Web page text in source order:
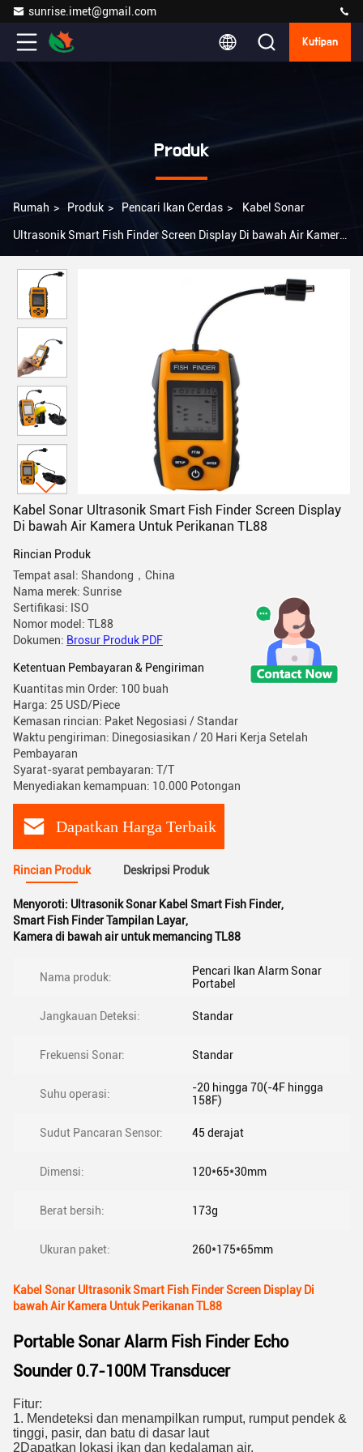
sunrise.imet@gmail.com
Kutipan
Produk
Rumah > Produk > Pencari Ikan Cerdas > Kabel Sonar
Ultrasonik Smart Fish Finder Screen Display Di bawah Air Kamera
Kabel Sonar Ultrasonik Smart Fish Finder Screen Display
Di bawah Air Kamera Untuk Perikanan TL88
Rincian Produk
Tempat asal: Shandong，China
Nama merek: Sunrise
Sertifikasi: ISO
Nomor model: TL88
Dokumen: Brosur Produk PDF
Ketentuan Pembayaran & Pengiriman
Kuantitas min Order: 100 buah
Harga: 25 USD/Piece
Kemasan rincian: Paket Negosiasi / Standar
Waktu pengiriman: Dinegosiasikan / 20 Hari Kerja Setelah
Pembayaran
Syarat-syarat pembayaran: T/T
Menyediakan kemampuan: 10.000 Potongan
Dapatkan Harga Terbaik
Rincian Produk Deskripsi Produk
Menyoroti: Ultrasonik Sonar Kabel Smart Fish Finder,
Smart Fish Finder Tampilan Layar,
Kamera di bawah air untuk memancing TL88
Nama produk:
Pencari Ikan Alarm Sonar
Portabel
Jangkauan Deteksi: Standar
Frekuensi Sonar: Standar
Suhu operasi:
-20 hingga 70(-4F hingga
158F)
Sudut Pancaran Sensor: 45 derajat
Dimensi: 120*65*30mm
Berat bersih: 173g
Ukuran paket: 260*175*65mm
Kabel Sonar Ultrasonik Smart Fish Finder Screen Display Di
bawah Air Kamera Untuk Perikanan TL88
Portable Sonar Alarm Fish Finder Echo
Sounder 0.7-100M Transducer
Fitur:
1. Mendeteksi dan menampilkan rumput, rumput pendek &
tinggi, pasir, dan batu di dasar laut
2Dapatkan lokasi ikan dan kedalaman air.